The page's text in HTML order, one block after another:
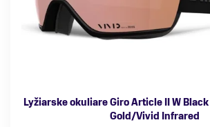
Lyžiarske okuliare Giro Article II W
Gold/Vivid Infrared